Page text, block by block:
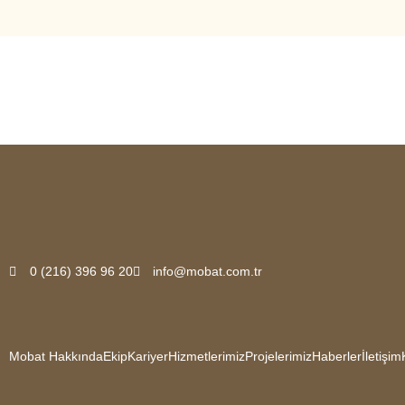
0 (216) 396 96 20 info@mobat.com.tr
Mobat HakkındaEkipKariyerHizmetlerimizProjelerimizHaberlerİletişim